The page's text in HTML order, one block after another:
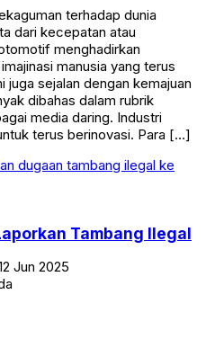
terhadap dunia
dari kecepatan atau
menghadirkan
manusia yang terus
sejalan dengan kemajuan
dibahas dalam rubrik
media daring. Industri
terus berinovasi. Para […]
Tambang Ilegal
Jun 2025